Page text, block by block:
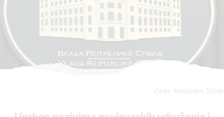
Vlada Republike Srbije